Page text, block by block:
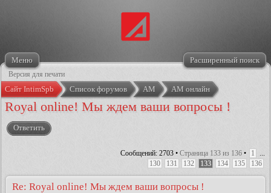
Меню Расширенный поиск
Версия для печати
Сайт IntimSpb Список форумов АМ АМ онлайн
Royal online! Мы ждем ваши вопросы !
Ответить
Сообщений: 2703 • Страница 133 из 136 • 1
...
130
131 132 133 134 135 136
Re: Royal online! Мы ждем ваши вопросы !